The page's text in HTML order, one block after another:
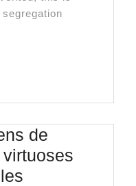
de
virtuoses